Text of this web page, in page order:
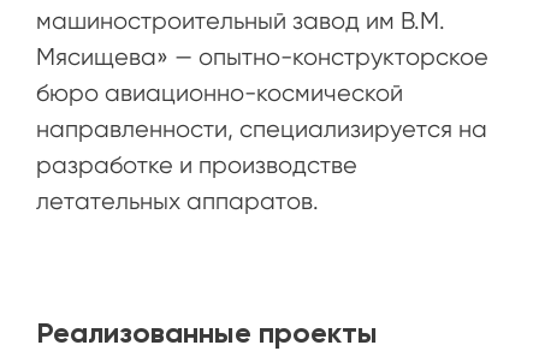
машиностроительный завод им В.М.
Мясищева» — опытно-конструкторское
бюро авиационно-космической
направленности, специализируется на
разработке и производстве
летательных аппаратов.
Реализованные проекты